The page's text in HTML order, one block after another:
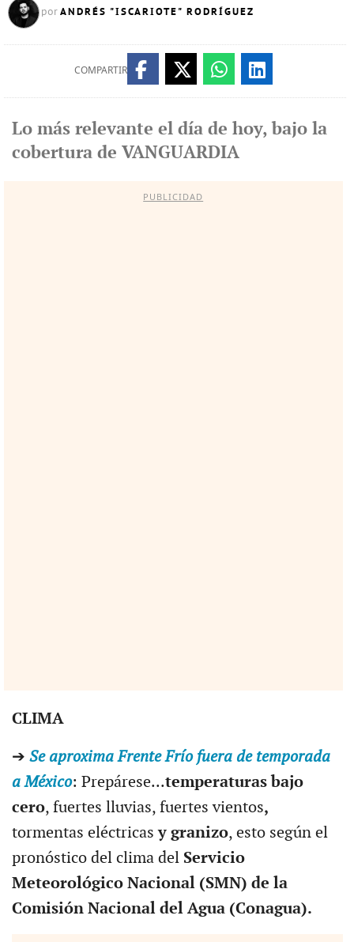
por ANDRÉS "ISCARIOTE" RODRÍGUEZ
COMPARTIR
Lo más relevante el día de hoy, bajo la
cobertura de VANGUARDIA
PUBLICIDAD
CLIMA
➔ Se aproxima Frente Frío fuera de temporada
a México: Prepárese...temperaturas bajo
cero, fuertes lluvias, fuertes vientos,
tormentas eléctricasy granizo, esto según el
pronóstico del clima delServicio
Meteorológico Nacional (SMN) de la
Comisión Nacional del Agua (Conagua).